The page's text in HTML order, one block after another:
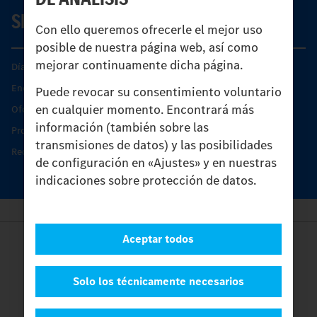
Con ello queremos ofrecerle el mejor uso
posible de nuestra página web, así como
mejorar continuamente dicha página.
Puede revocar su consentimiento voluntario
en cualquier momento. Encontrará más
información (también sobre las
transmisiones de datos) y las posibilidades
de configuración en «Ajustes» y en nuestras
indicaciones sobre protección de datos.
Solo los técnicamente necesarios
Aceptar todos
SERVICIO
Días de Servicio del Unimog
Encontrar un socio
Oferta de servicio del Unimog
Productos de piezas y servicio
Recambios originales
Provider
Contacto
Protección de datos